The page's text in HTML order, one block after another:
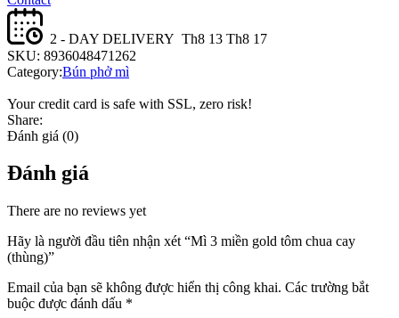
2 - DAY DELIVERY Th8 13 Th8 17
SKU: 8936048471262
Category:Bún phở mì
Your credit card is safe with SSL, zero risk!
Share:
Đánh giá (0)
Đánh giá
There are no reviews yet
Hãy là người đầu tiên nhận xét “Mì 3 miền gold tôm chua cay
(thùng)”
Email của bạn sẽ không được hiển thị công khai. Các trường bắt
buộc được đánh dấu *